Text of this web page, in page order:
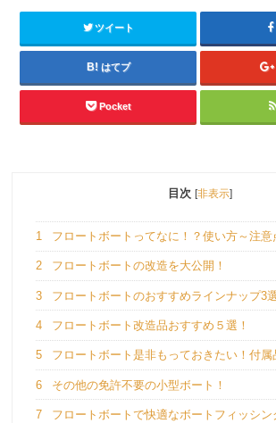
ツイート
はてブ
Pocket
目次 [非表示]
1 フロートボートってなに！？使い方～注意
2 フロートボートの改造を大公開！
3 フロートボートのおすすめラインナップ3
4 フロートボート改造品おすすめ５選！
5 フロートボート是非もっておきたい！付属
6 その他の免許不要の小型ボート！
7
フロートボートで快適なボートフィッシン